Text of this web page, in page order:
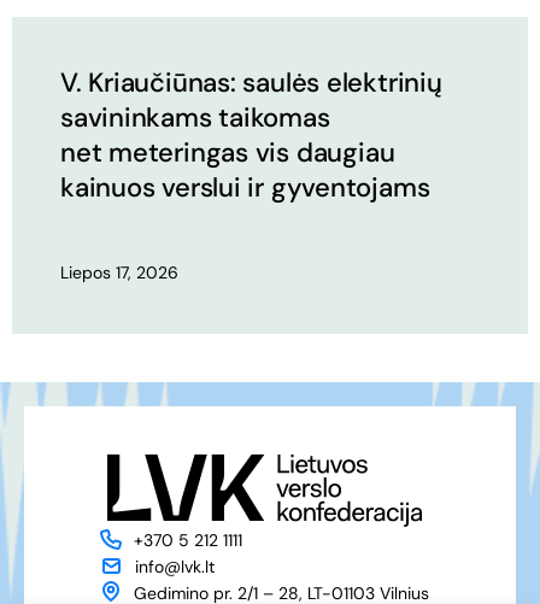
V. Kriaučiūnas: saulės elektrinių
savininkams taikomas
net meteringas vis daugiau
kainuos verslui ir gyventojams
Liepos 17, 2026
+370 5 212 1111
info@lvk.lt
Gedimino pr. 2/1 – 28, LT-01103 Vilnius